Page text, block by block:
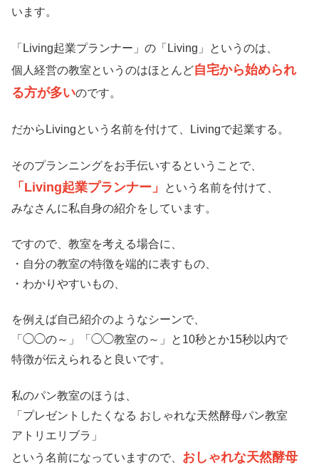
います。
「Living起業プランナー」の「Living」というのは、
個人経営の教室というのはほとんど自宅から始められ
る方が多いのです。
だからLivingという名前を付けて、Livingで起業する。
そのプランニングをお手伝いするということで、
「Living起業プランナー」
という名前を付けて、
みなさんに私自身の紹介をしています。
ですので、教室を考える場合に、
・自分の教室の特徴を端的に表すもの、
・わかりやすいもの、
を例えば自己紹介のようなシーンで、
「◯◯の～」「◯◯教室の～」と10秒とか15秒以内で
特徴が伝えられると良いです。
私のパン教室のほうは、
「プレゼントしたくなる おしゃれな天然酵母パン教室
アトリエリブラ」
という名前になっていますので、 おしゃれな天然酵母